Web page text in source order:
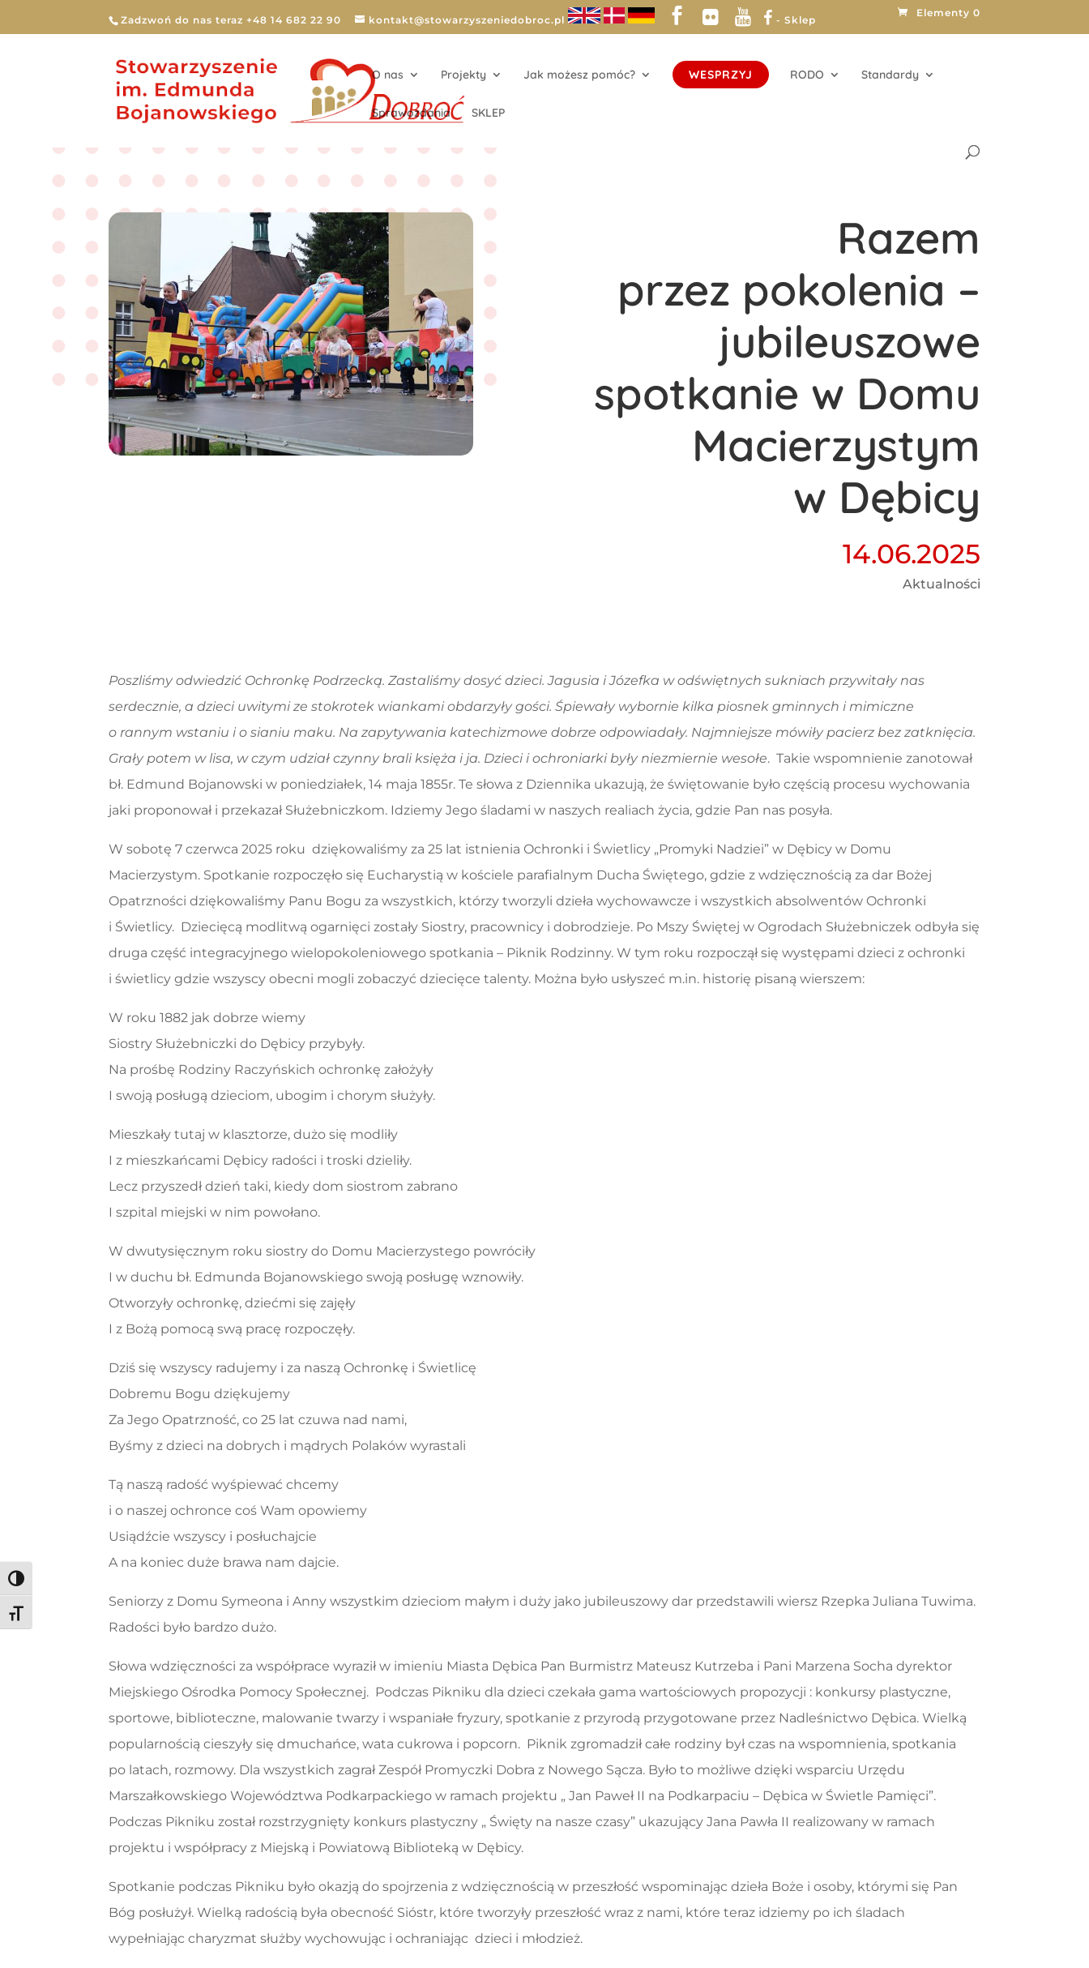
Toggle High Contrast
Toggle Font size
Zadzwoń do nas teraz +48 14 682 22 90 kontakt@stowarzyszeniedobroc.pl - Sklep
Elementy 0
O nas Projekty Jak możesz pomóc? WESPRZYJ RODO Standardy
Sprawozdania SKLEP
Razem
przez pokolenia –
jubileuszowe
spotkanie w Domu
Macierzystym
w Dębicy
14.06.2025
Aktualności
Poszliśmy odwiedzić Ochronkę Podrzecką. Zastaliśmy dosyć dzieci. Jagusia i Józefka w odświętnych sukniach przywitały nas
serdecznie, a dzieci uwitymi ze stokrotek wiankami obdarzyły gości. Śpiewały wybornie kilka piosnek gminnych i mimiczne
o rannym wstaniu i o sianiu maku. Na zapytywania katechizmowe dobrze odpowiadały. Najmniejsze mówiły pacierz bez zatknięcia.
Grały potem w lisa, w czym udział czynny brali księża i ja. Dzieci i ochroniarki były niezmiernie wesołe. Takie wspomnienie zanotował
bł. Edmund Bojanowski w poniedziałek, 14 maja 1855r. Te słowa z Dziennika ukazują, że świętowanie było częścią procesu wychowania
jaki proponował i przekazał Służebniczkom. Idziemy Jego śladami w naszych realiach życia, gdzie Pan nas posyła.
W sobotę 7 czerwca 2025 roku dziękowaliśmy za 25 lat istnienia Ochronki i Świetlicy „Promyki Nadziei” w Dębicy w Domu
Macierzystym. Spotkanie rozpoczęło się Eucharystią w kościele parafialnym Ducha Świętego, gdzie z wdzięcznością za dar Bożej
Opatrzności dziękowaliśmy Panu Bogu za wszystkich, którzy tworzyli dzieła wychowawcze i wszystkich absolwentów Ochronki
i Świetlicy. Dziecięcą modlitwą ogarnięci zostały Siostry, pracownicy i dobrodzieje. Po Mszy Świętej w Ogrodach Służebniczek odbyła się
druga część integracyjnego wielopokoleniowego spotkania – Piknik Rodzinny. W tym roku rozpoczął się występami dzieci z ochronki
i świetlicy gdzie wszyscy obecni mogli zobaczyć dziecięce talenty. Można było usłyszeć m.in. historię pisaną wierszem:
W roku 1882 jak dobrze wiemy
Siostry Służebniczki do Dębicy przybyły.
Na prośbę Rodziny Raczyńskich ochronkę założyły
I swoją posługą dzieciom, ubogim i chorym służyły.
Mieszkały tutaj w klasztorze, dużo się modliły
I z mieszkańcami Dębicy radości i troski dzieliły.
Lecz przyszedł dzień taki, kiedy dom siostrom zabrano
I szpital miejski w nim powołano.
W dwutysięcznym roku siostry do Domu Macierzystego powróciły
I w duchu bł. Edmunda Bojanowskiego swoją posługę wznowiły.
Otworzyły ochronkę, dziećmi się zajęły
I z Bożą pomocą swą pracę rozpoczęły.
Dziś się wszyscy radujemy i za naszą Ochronkę i Świetlicę
Dobremu Bogu dziękujemy
Za Jego Opatrzność, co 25 lat czuwa nad nami,
Byśmy z dzieci na dobrych i mądrych Polaków wyrastali
Tą naszą radość wyśpiewać chcemy
i o naszej ochronce coś Wam opowiemy
Usiądźcie wszyscy i posłuchajcie
A na koniec duże brawa nam dajcie.
Seniorzy z Domu Symeona i Anny wszystkim dzieciom małym i duży jako jubileuszowy dar przedstawili wiersz Rzepka Juliana Tuwima.
Radości było bardzo dużo.
Słowa wdzięczności za współprace wyraził w imieniu Miasta Dębica Pan Burmistrz Mateusz Kutrzeba i Pani Marzena Socha dyrektor
Miejskiego Ośrodka Pomocy Społecznej. Podczas Pikniku dla dzieci czekała gama wartościowych propozycji : konkursy plastyczne,
sportowe, biblioteczne, malowanie twarzy i wspaniałe fryzury, spotkanie z przyrodą przygotowane przez Nadleśnictwo Dębica. Wielką
popularnością cieszyły się dmuchańce, wata cukrowa i popcorn. Piknik zgromadził całe rodziny był czas na wspomnienia, spotkania
po latach, rozmowy. Dla wszystkich zagrał Zespół Promyczki Dobra z Nowego Sącza. Było to możliwe dzięki wsparciu Urzędu
Marszałkowskiego Województwa Podkarpackiego w ramach projektu „ Jan Paweł II na Podkarpaciu – Dębica w Świetle Pamięci”.
Podczas Pikniku został rozstrzygnięty konkurs plastyczny „ Święty na nasze czasy” ukazujący Jana Pawła II realizowany w ramach
projektu i współpracy z Miejską i Powiatową Biblioteką w Dębicy.
Spotkanie podczas Pikniku było okazją do spojrzenia z wdzięcznością w przeszłość wspominając dzieła Boże i osoby, którymi się Pan
Bóg posłużył. Wielką radością była obecność Sióstr, które tworzyły przeszłość wraz z nami, które teraz idziemy po ich śladach
wypełniając charyzmat służby wychowując i ochraniając dzieci i młodzież.